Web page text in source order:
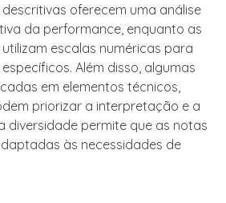
oferecem uma análise
da performance, enquanto as
escalas numéricas para
Além disso, algumas
em elementos técnicos,
priorizar a interpretação e a
diversidade permite que as notas
às necessidades de